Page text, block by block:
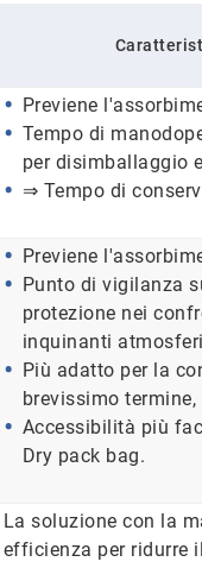
Previene
Tempo di
per disimballaggio
⇒ Tempo di
Previene
Punto di vigilanza
protezione nei
inquinanti
Più adatto per la
brevissimo termine,
Accessibilità più
Dry pack bag.
La soluzione con la
efficienza per ridurre